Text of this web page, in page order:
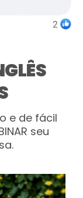
e de fácil
seu